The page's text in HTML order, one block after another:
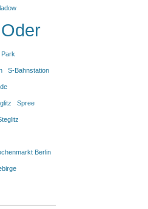
Oder
Park
S-Bahnstation
Spree
Berlin